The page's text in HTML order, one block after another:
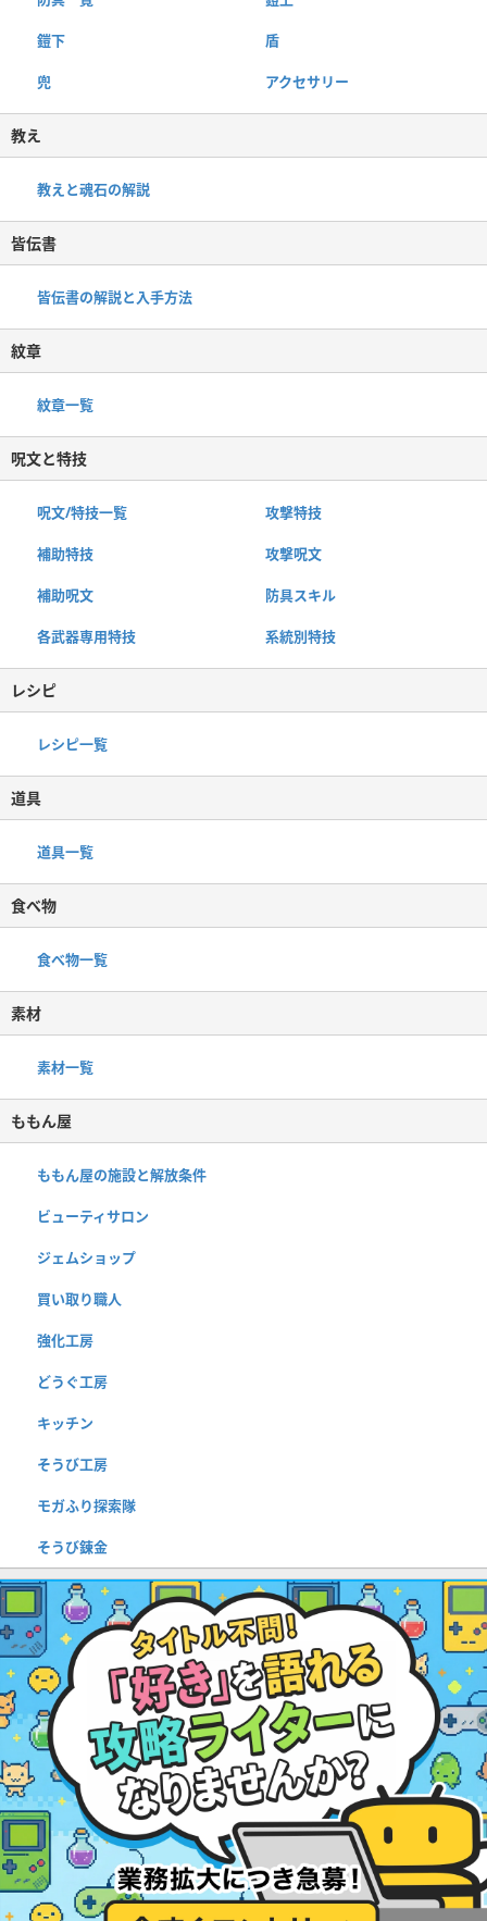
鎧下 盾
兜 アクセサリー
教え
教えと魂石の解説
皆伝書
皆伝書の解説と入手方法
紋章
紋章一覧
呪文と特技
呪文/特技一覧 攻撃特技
補助特技 攻撃呪文
補助呪文 防具スキル
各武器専用特技 系統別特技
レシピ
レシピ一覧
道具
道具一覧
食べ物
食べ物一覧
素材
素材一覧
ももん屋
ももん屋の施設と解放条件
ビューティサロン
ジェムショップ
買い取り職人
強化工房
どうぐ工房
キッチン
そうび工房
モガふり探索隊
そうび錬金